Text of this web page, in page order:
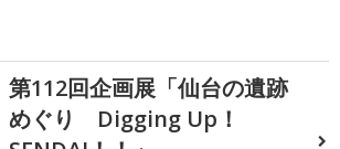
第112回企画展「仙台の遺跡
めぐり Digging Up！